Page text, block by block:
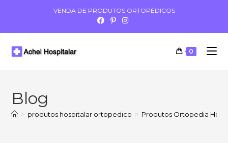
VENDA DE PRODUTOS ORTOPÉDICOS
0
Blog
> produtos hospitalar ortopedico > Produtos Ortopedia